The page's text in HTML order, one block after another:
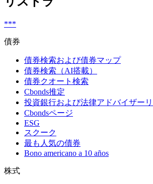
***
債券
債券検索および債券マップ
債券検索（AI搭載）
債券クオート検索
Cbonds推定
投資銀行および法律アドバイザー
Cbondsページ
ESG
スクーク
最も人気の債券
Bono americano a 10 años
株式